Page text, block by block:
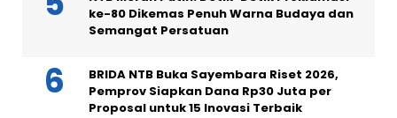
ke-80 Dikemas Penuh Warna Budaya dan
Semangat Persatuan
BRIDA NTB Buka Sayembara Riset 2026,
Pemprov Siapkan Dana Rp30 Juta per
Proposal untuk 15 Inovasi Terbaik